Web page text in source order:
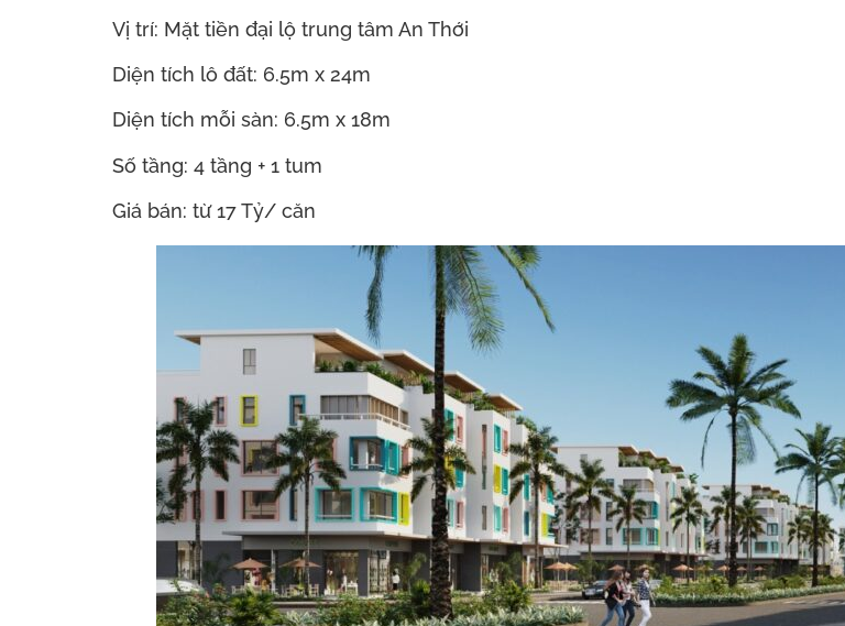
Vị trí: Mặt tiền đại lộ trung tâm An Thới
Diện tích lô đất: 6.5m x 24m
Diện tích mỗi sàn: 6.5m x 18m
Số tầng: 4 tầng + 1 tum
Giá bán: từ 17 Tỷ/ căn